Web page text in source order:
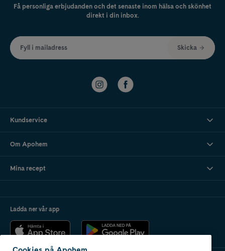
Få personliga erbjudanden och det senaste inom hälsa och skönhet
direkt i din inbox.
Fyll i mailadress Skicka
Kundservice
Om Apohem
Mina recept
Ladda ner vår app